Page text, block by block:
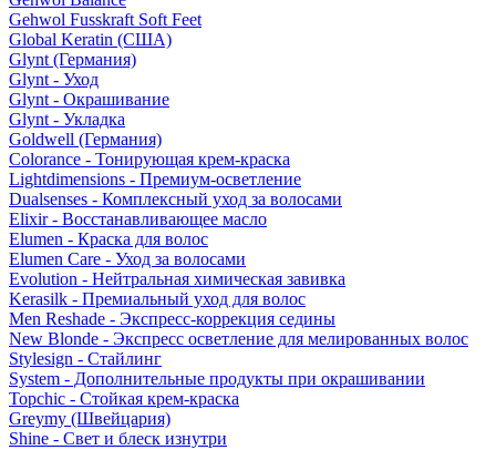
Gehwol Fusskraft Soft Feet
Global Keratin (США)
Glynt (Германия)
Glynt - Уход
Glynt - Окрашивание
Glynt - Укладка
Goldwell (Германия)
Colorance - Тонирующая крем-краска
Lightdimensions - Премиум-осветление
Dualsenses - Комплексный уход за волосами
Elixir - Восстанавливающее масло
Elumen - Краска для волос
Elumen Care - Уход за волосами
Evolution - Нейтральная химическая завивка
Kerasilk - Премиальный уход для волос
Men Reshade - Экспресс-коррекция седины
New Blonde - Экспресс осветление для мелированных волос
Stylesign - Стайлинг
System - Дополнительные продукты при окрашивании
Topchic - Стойкая крем-краска
Greymy (Швейцария)
Shine - Свет и блеск изнутри